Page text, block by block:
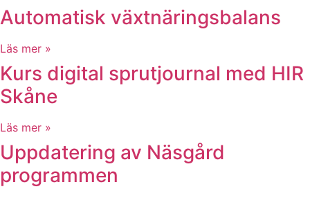
Automatisk växtnäringsbalans
Läs mer »
Kurs digital sprutjournal med HIR
Skåne
Läs mer »
Uppdatering av Näsgård
programmen